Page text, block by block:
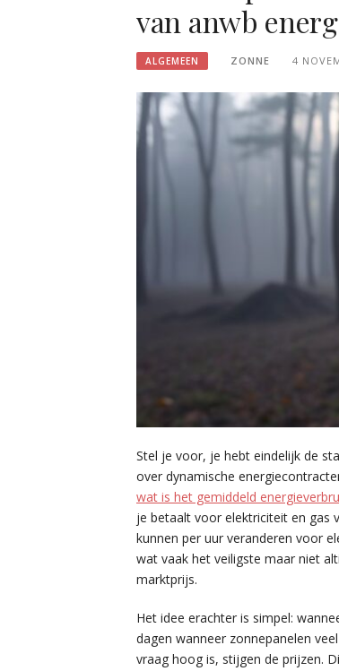
van anwb
ALGEMEEN ZONNE 4
Stel je voor, je hebt eindelijk de
over dynamische
wat is het gemiddeld
je betaalt voor elektriciteit en gas
kunnen per uur veranderen voor
wat vaak het veiligste maar niet
marktprijs.
Het idee erachter is simpel:
dagen wanneer zonnepanelen
vraag hoog is, stijgen de prijzen.